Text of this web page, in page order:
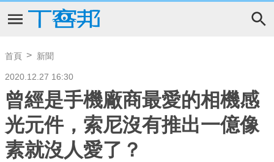
首頁 新聞
2020.12.27 16:30
曾經是手機廠商最愛的相機感
光元件，索尼沒有推出一億像
素就沒人愛了？